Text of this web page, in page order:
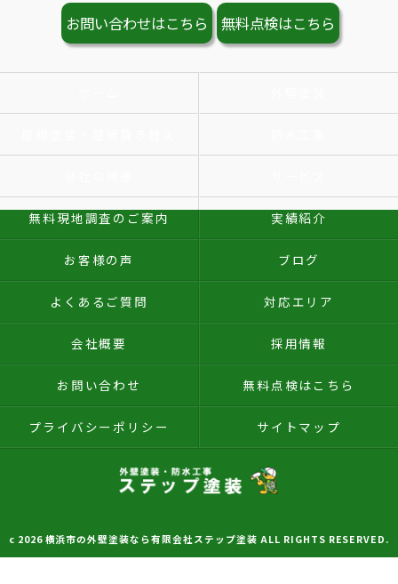
お問い合わせはこちら 無料点検はこちら
無料現地調査のご案内 実績紹介
お客様の声 ブログ
よくあるご質問 対応エリア
会社概要 採用情報
お問い合わせ 無料点検はこちら
プライバシーポリシー サイトマップ
c 2026 横浜市の外壁塗装なら有限会社ステップ塗装 ALL RIGHTS RESERVED.